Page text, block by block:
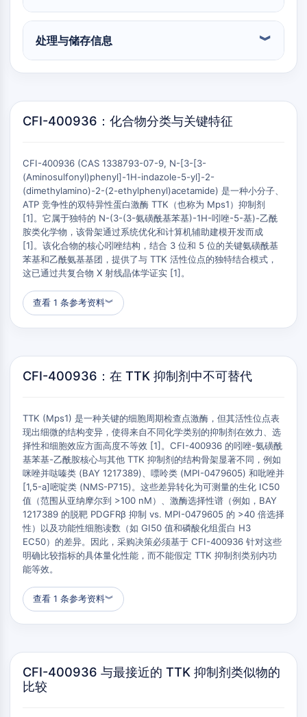
维生素D相关/核受体
维生素D相关/核受体
VKOR
组成型雄甾烷受体
孕烷X受体
ROR
LXR
孕酮受体
甲状腺激素受体
视黄酸受体/类视黄醇X受体
VD/VDR
雄激素受体
过氧化物酶体增殖物激活受体
抗体-药物偶联物相关
抗体-寡核苷酸偶联物
肽-药物共轭物
抗体药物偶联物
放射性核素-药物偶联物
ADC载荷
ADC用药物-连接子偶联物
抗体药物偶联物接头
表观遗传学
表观遗传学
脱氧核糖核酸甲基化
非编码RNA
表观遗传阅读器结构域
处理与储存信息
CFI-400936：化合物分类与关键特征
CFI-400936 (CAS 1338793-07-9, N-[3-[3-
(Aminosulfonyl)phenyl]-1H-indazole-5-yl]-2-
(dimethylamino)-2-(2-ethylphenyl)acetamide) 是一种小分子、
ATP 竞争性的双特异性蛋白激酶 TTK（也称为 Mps1）抑制剂
[1]。它属于独特的 N-(3-(3-氨磺酰基苯基)-1H-吲唑-5-基)-乙酰
胺类化学物，该骨架通过系统优化和计算机辅助建模开发而成
[1]。该化合物的核心吲唑结构，结合 3 位和 5 位的关键氨磺酰基
苯基和乙酰氨基基团，提供了与 TTK 活性位点的独特结合模式，
这已通过共复合物 X 射线晶体学证实 [1]。
查看 1 条参考资料︾
CFI-400936：在 TTK 抑制剂中不可替代
TTK (Mps1) 是一种关键的细胞周期检查点激酶，但其活性位点表
现出细微的结构变异，使得来自不同化学类别的抑制剂在效力、选
择性和细胞效应方面高度不等效 [1]。CFI-400936 的吲唑-氨磺酰
基苯基-乙酰胺核心与其他 TTK 抑制剂的结构骨架显著不同，例如
咪唑并哒嗪类 (BAY 1217389)、嘌呤类 (MPI-0479605) 和吡唑并
[1,5-a]嘧啶类 (NMS-P715)。这些差异转化为可测量的生化 IC50
值（范围从亚纳摩尔到 >100 nM）、激酶选择性谱（例如，BAY
1217389 的脱靶 PDGFRβ 抑制 vs. MPI-0479605 的 >40 倍选择
性）以及功能性细胞读数（如 GI50 值和磷酸化组蛋白 H3
EC50）的差异。因此，采购决策必须基于 CFI-400936 针对这些
明确比较指标的具体量化性能，而不能假定 TTK 抑制剂类别内功
能等效。
查看 1 条参考资料︾
CFI-400936 与最接近的 TTK 抑制剂类似物的
比较